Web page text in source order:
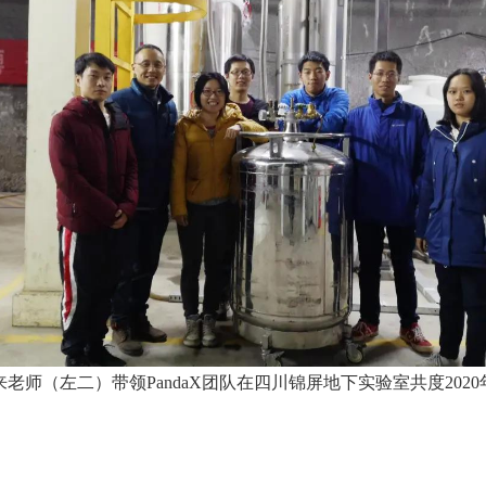
老师（左二）带领PandaX团队在四川锦屏地下实验室共度2020